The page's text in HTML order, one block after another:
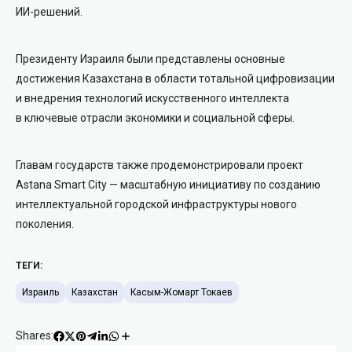
ИИ-решений.
Президенту Израиля были представлены основные
достижения Казахстана в области тотальной цифровизации
и внедрения технологий искусственного интеллекта
в ключевые отрасли экономики и социальной сферы.
Главам государств также продемонстрировали проект
Astana Smart City — масштабную инициативу по созданию
интеллектуальной городской инфраструктуры нового
поколения.
ТЕГИ:
Израиль Казахстан Касым-Жомарт Токаев
Shares: